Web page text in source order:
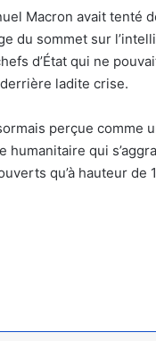
Macron avait tenté
du sommet sur
d’État qui ne
ladite crise.
perçue comme
humanitaire qui
qu’à hauteur de